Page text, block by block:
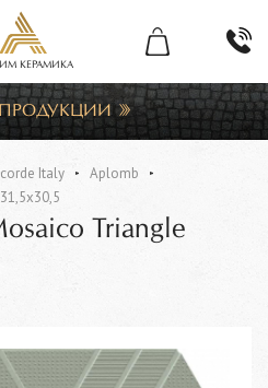
КЕРАМИКА
Italy
Aplomb
Triangle